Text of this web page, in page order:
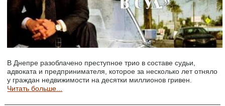
В Днепре разоблачено преступное трио в составе судьи,
адвоката и предпринимателя, которое за несколько лет отняло
у граждан недвижимости на десятки миллионов гривен.
Читать больше...